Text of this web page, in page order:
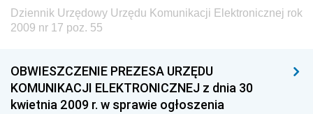
Środowiska
Dziennik Urzędowy Ministra Środowiska
Dziennik Urzędowy Ministra Rozwoju Regionalnego
Dziennik Urzędowy Ministra Budownictwa i Przemysłu
Dziennik Urzędowy Urzędu Komunikacji Elektronicznej rok
2009 nr 17 poz. 55
OBWIESZCZENIE PREZESA URZĘDU
KOMUNIKACJI ELEKTRONICZNEJ z dnia 30
kwietnia 2009 r. w sprawie ogłoszenia